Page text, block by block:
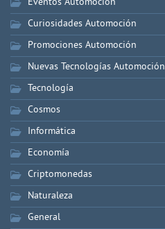
Eventos Automoción
Curiosidades Automoción
Promociones Automoción
Nuevas Tecnologías Automoción
Tecnología
Cosmos
Informática
Economía
Criptomonedas
Naturaleza
General